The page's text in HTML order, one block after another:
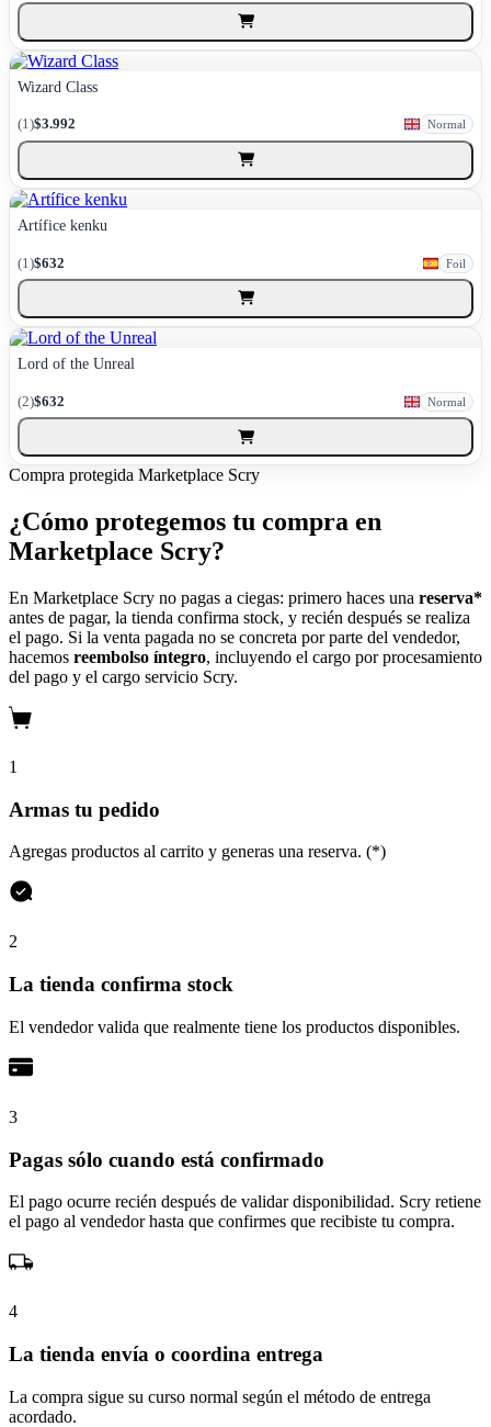
Wizard Class
(1)$3.992 Normal
Artífice kenku
(1)$632 Foil
Lord of the Unreal
(2)$632 Normal
Compra protegida Marketplace Scry
¿Cómo protegemos tu compra en
Marketplace Scry?
En Marketplace Scry no pagas a ciegas: primero haces una reserva*
antes de pagar, la tienda confirma stock, y recién después se realiza
el pago. Si la venta pagada no se concreta por parte del vendedor,
hacemos reembolso íntegro, incluyendo el cargo por procesamiento
del pago y el cargo servicio Scry.
1
Armas tu pedido
Agregas productos al carrito y generas una reserva. (*)
2
La tienda confirma stock
El vendedor valida que realmente tiene los productos disponibles.
3
Pagas sólo cuando está confirmado
El pago ocurre recién después de validar disponibilidad. Scry retiene
el pago al vendedor hasta que confirmes que recibiste tu compra.
4
La tienda envía o coordina entrega
La compra sigue su curso normal según el método de entrega
acordado.